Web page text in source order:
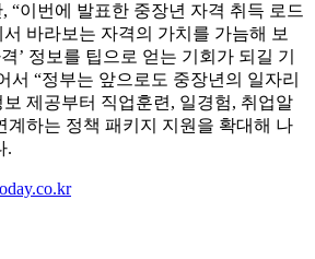
“이번에 발표한 중장년 자격 취득 로드
바라보는 자격의 가치를 가늠해 보
’ 정보를 팁으로 얻는 기회가 되길 기
서 “정부는 앞으로도 중장년의 일자리
제공부터 직업훈련, 일경험, 취업알
계하는 정책 패키지 지원을 확대해 나
.